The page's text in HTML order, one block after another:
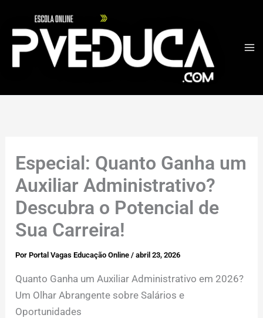
Especial: Quanto Ganha um
Auxiliar Administrativo?
Descubra o Potencial de
Sua Carreira!
PorPortal Vagas Educação Online/abril 23, 2026
Quanto Ganha um Auxiliar Administrativo em 2026?
Um Olhar Abrangente sobre Salários e
Oportunidades